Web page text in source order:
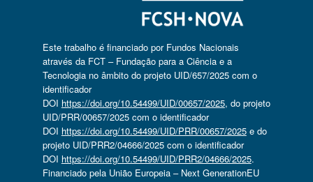
Este trabalho é financiado por Fundos Nacionais
através da FCT – Fundação para a Ciência e a
Tecnologia no âmbito do projeto UID/657/2025 com o
identificador
DOI https://doi.org/10.54499/UID/00657/2025, do projeto
UID/PRR/00657/2025 com o identificador
DOI https://doi.org/10.54499/UID/PRR/00657/2025e do
projeto UID/PRR2/04666/2025 com o identificador
DOI https://doi.org/10.54499/UID/PRR2/04666/2025.
Financiado pela União Europeia – Next GenerationEU